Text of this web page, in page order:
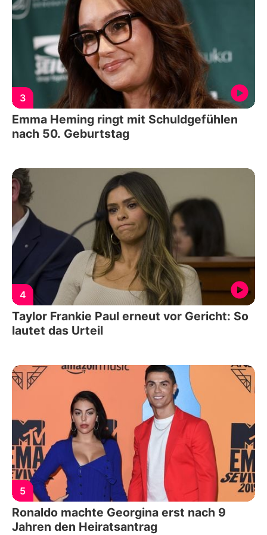
3
Emma Heming ringt mit Schuldgefühlen
nach 50. Geburtstag
4
Taylor Frankie Paul erneut vor Gericht: So
lautet das Urteil
5
Ronaldo machte Georgina erst nach 9
Jahren den Heiratsantrag